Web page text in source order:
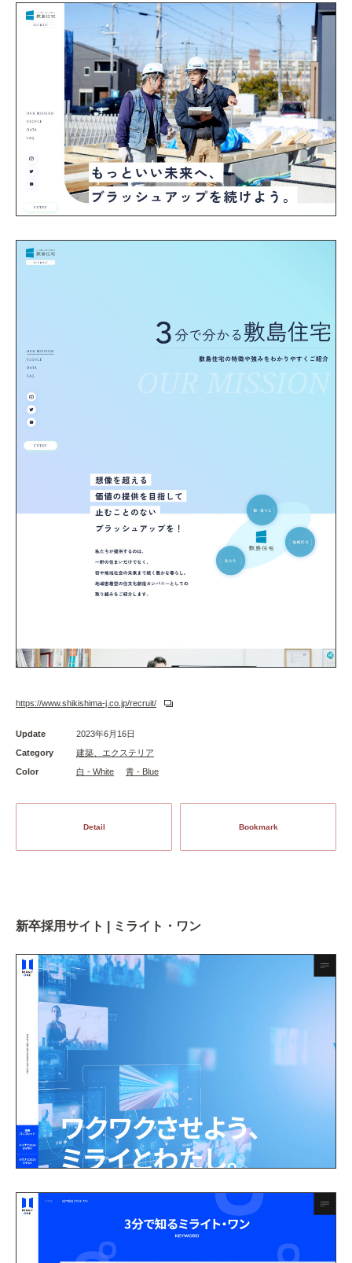
https://www.shikishima-j.co.jp/recruit/
Update
2023年6月16日
Category
建築、エクステリア
Color
白 - White 青 - Blue
Detail Bookmark
新卒採用サイト | ミライト・ワン